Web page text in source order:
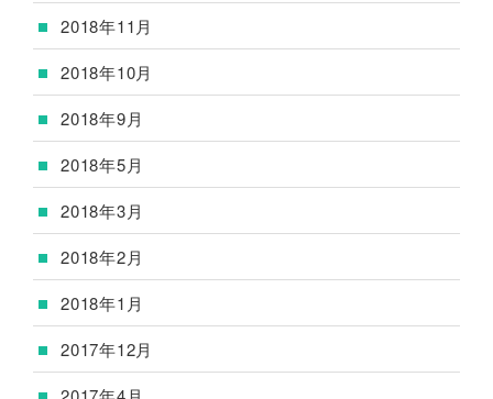
2018年11月
2018年10月
2018年9月
2018年5月
2018年3月
2018年2月
2018年1月
2017年12月